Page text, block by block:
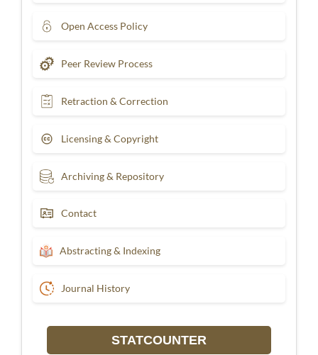
Open Access Policy
Peer Review Process
Retraction & Correction
Licensing & Copyright
Archiving & Repository
Contact
Abstracting & Indexing
Journal History
STATCOUNTER